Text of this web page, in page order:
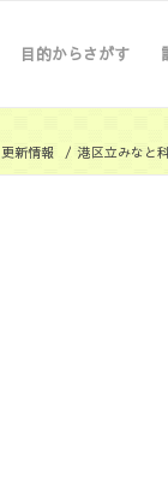
目的からさがす
更新情報 / 港区立みなと